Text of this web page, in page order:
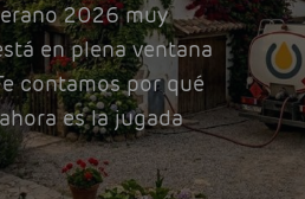
2026 muy
en plena ventana
contamos por qué
es la jugada